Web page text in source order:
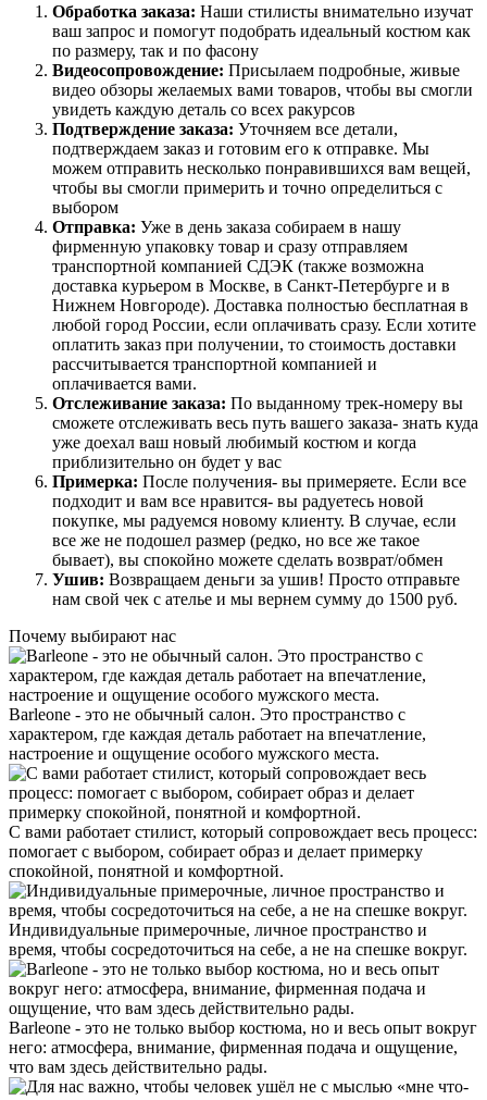
Обработка заказа: Наши стилисты внимательно изучат
ваш запрос и помогут подобрать идеальный костюм как
по размеру, так и по фасону
Видеосопровождение: Присылаем подробные, живые
видео обзоры желаемых вами товаров, чтобы вы смогли
увидеть каждую деталь со всех ракурсов
Подтверждение заказа: Уточняем все детали,
подтверждаем заказ и готовим его к отправке. Мы
можем отправить несколько понравившихся вам вещей,
чтобы вы смогли примерить и точно определиться с
выбором
Отправка: Уже в день заказа собираем в нашу
фирменную упаковку товар и сразу отправляем
транспортной компанией СДЭК (также возможна
доставка курьером в Москве, в Санкт-Петербурге и в
Нижнем Новгороде). Доставка полностью бесплатная в
любой город России, если оплачивать сразу. Если хотите
оплатить заказ при получении, то стоимость доставки
рассчитывается транспортной компанией и
оплачивается вами.
Отслеживание заказа: По выданному трек-номеру вы
сможете отслеживать весь путь вашего заказа- знать куда
уже доехал ваш новый любимый костюм и когда
приблизительно он будет у вас
Примерка: После получения- вы примеряете. Если все
подходит и вам все нравится- вы радуетесь новой
покупке, мы радуемся новому клиенту. В случае, если
все же не подошел размер (редко, но все же такое
бывает), вы спокойно можете сделать возврат/обмен
Ушив: Возвращаем деньги за ушив! Просто отправьте
нам свой чек с ателье и мы вернем сумму до 1500 руб.
Почему выбирают нас
Barleone - это не обычный салон. Это пространство с
характером, где каждая деталь работает на впечатление,
настроение и ощущение особого мужского места.
С вами работает стилист, который сопровождает весь процесс:
помогает с выбором, собирает образ и делает примерку
спокойной, понятной и комфортной.
Индивидуальные примерочные, личное пространство и
время, чтобы сосредоточиться на себе, а не на спешке вокруг.
Barleone - это не только выбор костюма, но и весь опыт вокруг
него: атмосфера, внимание, фирменная подача и ощущение,
что вам здесь действительно рады.